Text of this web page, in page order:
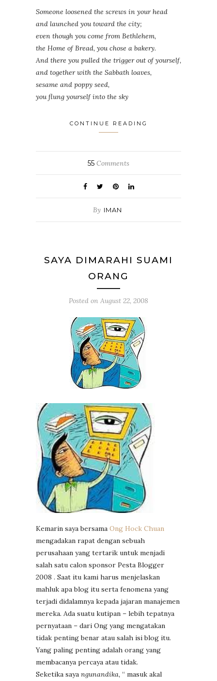
Someone loosened the screws in your head
and launched you toward the city;
even though you come from Bethlehem,
the Home of Bread, you chose a bakery.
And there you pulled the trigger out of yourself,
and together with the Sabbath loaves,
sesame and poppy seed,
you flung yourself into the sky
CONTINUE READING
55 Comments
By IMAN
SAYA DIMARAHI SUAMI
ORANG
Posted on August 22, 2008
Kemarin saya bersama Ong Hock Chuan
mengadakan rapat dengan sebuah
perusahaan yang tertarik untuk menjadi
salah satu calon sponsor Pesta Blogger
2008 . Saat itu kami harus menjelaskan
mahluk apa blog itu serta fenomena yang
terjadi didalamnya kepada jajaran manajemen
mereka. Ada suatu kutipan – lebih tepatnya
pernyataan – dari Ong yang mengatakan
tidak penting benar atau salah isi blog itu.
Yang paling penting adalah orang yang
membacanya percaya atau tidak.
Seketika saya ngunandika, “ masuk akal